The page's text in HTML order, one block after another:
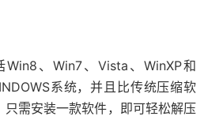
、Win7、Vista、WinXP和
系统，并且比传统压缩软
需安装一款软件，即可轻松解压